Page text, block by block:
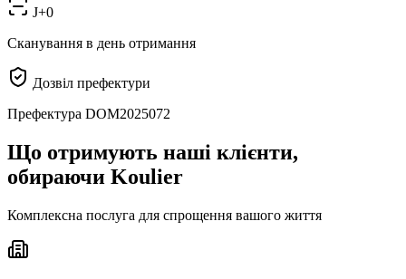
J+0
Сканування в день отримання
Дозвіл префектури
Префектура DOM2025072
Що отримують наші клієнти,
обираючи Koulier
Комплексна послуга для спрощення вашого життя